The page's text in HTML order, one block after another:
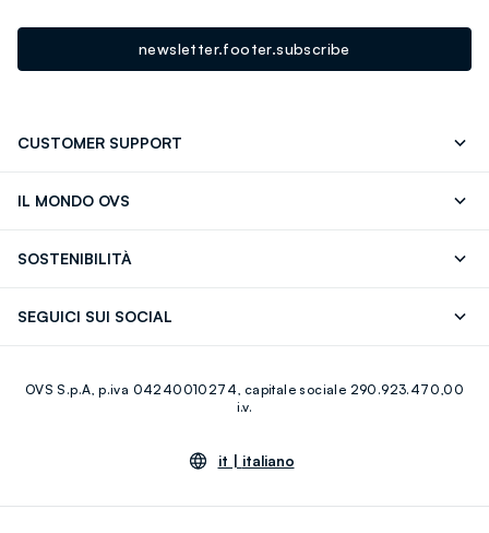
newsletter.footer.subscribe
CUSTOMER SUPPORT
IL MONDO OVS
Giftcard
SOSTENIBILITÀ
SEGUICI SUI SOCIAL
Youtube Linkedin
OVS S.p.A, p.iva 04240010274, capitale sociale 290.923.470,00
i.v.
it | italiano